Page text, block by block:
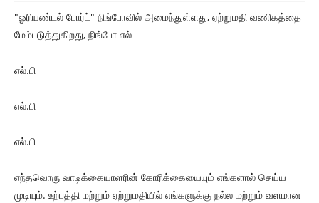
"ஓரியண்டல் போர்ட்" நிங்போவில் அமைந்துள்ளது, ஏற்றுமதி வணிகத்தை
மேம்படுத்துகிறது, நிங்போ எல்
எல்.பி
எல்.பி
எல்.பி
எந்தவொரு வாடிக்கையாளரின் கோரிக்கையையும் எங்களால் செய்ய
முடியும். உற்பத்தி மற்றும் ஏற்றுமதியில் எங்களுக்கு நல்ல மற்றும் வளமான